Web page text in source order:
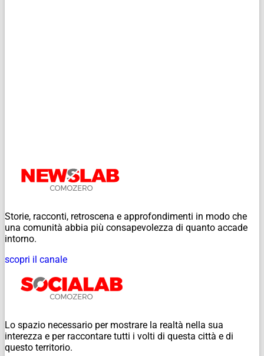
Storie, racconti, retroscena e approfondimenti in modo che
una comunità abbia più consapevolezza di quanto accade
intorno.
scopri il canale
Lo spazio necessario per mostrare la realtà nella sua
interezza e per raccontare tutti i volti di questa città e di
questo territorio.